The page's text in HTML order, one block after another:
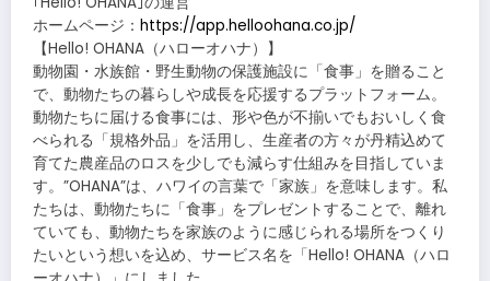
ホームページ： https://app.helloohana.co.jp/
【Hello! OHANA（ハローオハナ）】
動物園・水族館・野生動物の保護施設に「食事」を贈ること
で、動物たちの暮らしや成長を応援するプラットフォーム。
動物たちに届ける食事には、形や色が不揃いでもおいしく食
べられる「規格外品」を活用し、生産者の方々が丹精込めて
育てた農産品のロスを少しでも減らす仕組みを目指していま
す。”OHANA”は、ハワイの言葉で「家族」を意味します。私
たちは、動物たちに「食事」をプレゼントすることで、離れ
ていても、動物たちを家族のように感じられる場所をつくり
たいという想いを込め、サービス名を「Hello! OHANA（ハロ